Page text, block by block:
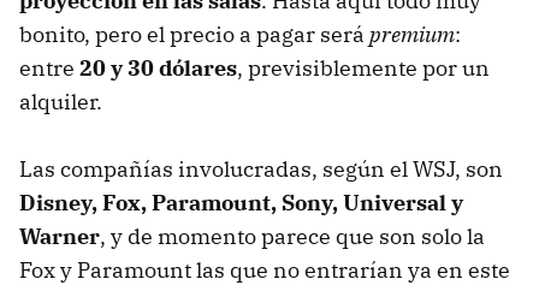
bonito, pero el precio a pagar será premium:
entre 20 y 30 dólares, previsiblemente por un
alquiler.
Las compañías involucradas, según elWSJ, son
Disney, Fox, Paramount, Sony, Universal y
Warner, y de momento parece que son solo la
Fox y Paramount las que no entrarían ya en este